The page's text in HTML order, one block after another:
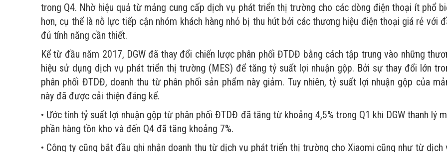
trong Q4. Nhờ hiệu quả từ mảng cung cấp dịch vụ phát triển thị trường cho các dòng điện thoại ít phổ
hơn, cụ thể là nỗ lực tiếp cận nhóm khách hàng nhỏ bị thu hút bởi các thương hiệu điện thoại giá rẻ với
đủ tính năng cần thiết.
Kể từ đầu năm 2017, DGW đã thay đổi chiến lược phân phối ĐTDĐ bằng cách tập trung vào những
hiệu sử dụng dịch vụ phát triển thị trường (MES) để tăng tỷ suất lợi nhuận gộp. Bởi sự thay đổi lớn
phân phối ĐTDĐ, doanh thu từ phân phối sản phẩm này giảm. Tuy nhiên, tỷ suất lợi nhuận gộp của
này đã được cải thiện đáng kể.
• Ước tính tỷ suất lợi nhuận gộp từ phân phối ĐTDĐ đã tăng từ khoảng 4,5% trong Q1 khi DGW thanh lý
phần hàng tồn kho và đến Q4 đã tăng khoảng 7%.
• Công ty cũng bắt đầu ghi nhận doanh thu từ dịch vụ phát triển thị trường cho Xiaomi cũng như từ dịch